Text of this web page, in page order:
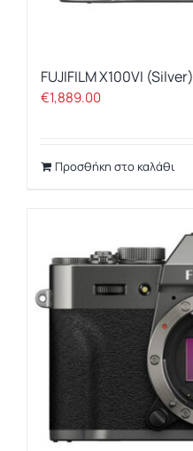
FUJIFILM X100VI (Silver)
€1,889.00
Προσθήκη στο καλάθι